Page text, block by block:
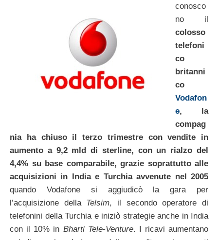
conosco
no il
colosso
telefoni
co
britanni
co
Vodafon
e, la
compag
nia ha chiuso il terzo trimestre con vendite in
aumento a 9,2 mld di sterline, con un rialzo del
4,4% su base comparabile, grazie soprattutto alle
acquisizioni in India e Turchia avvenute nel 2005
quando Vodafone si aggiudicò la gara per
l’acquisizione della Telsim, il secondo operatore di
telefonini della Turchia e iniziò strategie anche in India
con il 10% in Bharti Tele-Venture. I ricavi aumentano